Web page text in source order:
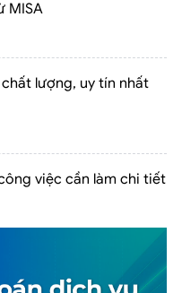
MISA
lượng, uy tín nhất
việc cần làm chi tiết